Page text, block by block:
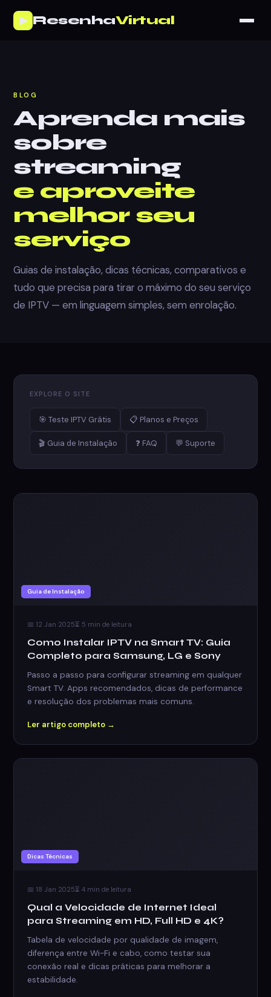
▶ ResenhaVirtual
BLOG
Aprenda mais
sobre
streaming
e aproveite
melhor seu
serviço
Guias de instalação, dicas técnicas, comparativos e
tudo que precisa para tirar o máximo do seu serviço
de IPTV — em linguagem simples, sem enrolação.
EXPLORE O SITE
🎯 Teste IPTV Grátis 📋 Planos e Preços
🎬 Guia de Instalação ❓ FAQ 💬 Suporte
Guia de Instalação
📅 12 Jan 2025⏳ 5 min de leitura
Como Instalar IPTV na Smart TV: Guia
Completo para Samsung, LG e Sony
Passo a passo para configurar streaming em qualquer
Smart TV. Apps recomendados, dicas de performance
e resolução dos problemas mais comuns.
Ler artigo completo →
Dicas Técnicas
📅 18 Jan 2025⏳ 4 min de leitura
Qual a Velocidade de Internet Ideal
para Streaming em HD, Full HD e 4K?
Tabela de velocidade por qualidade de imagem,
diferença entre Wi-Fi e cabo, como testar sua
conexão real e dicas práticas para melhorar a
estabilidade.